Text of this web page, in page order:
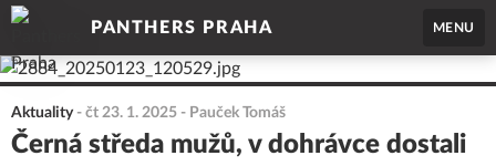
PANTHERS PRAHA MENU
Aktuality - čt 23. 1. 2025 - Pauček Tomáš
Černá středa mužů, v dohrávce dostali